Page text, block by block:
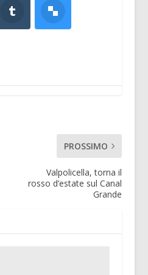
PROSSIMO
Valpolicella, torna il
rosso d’estate sul Canal
Grande